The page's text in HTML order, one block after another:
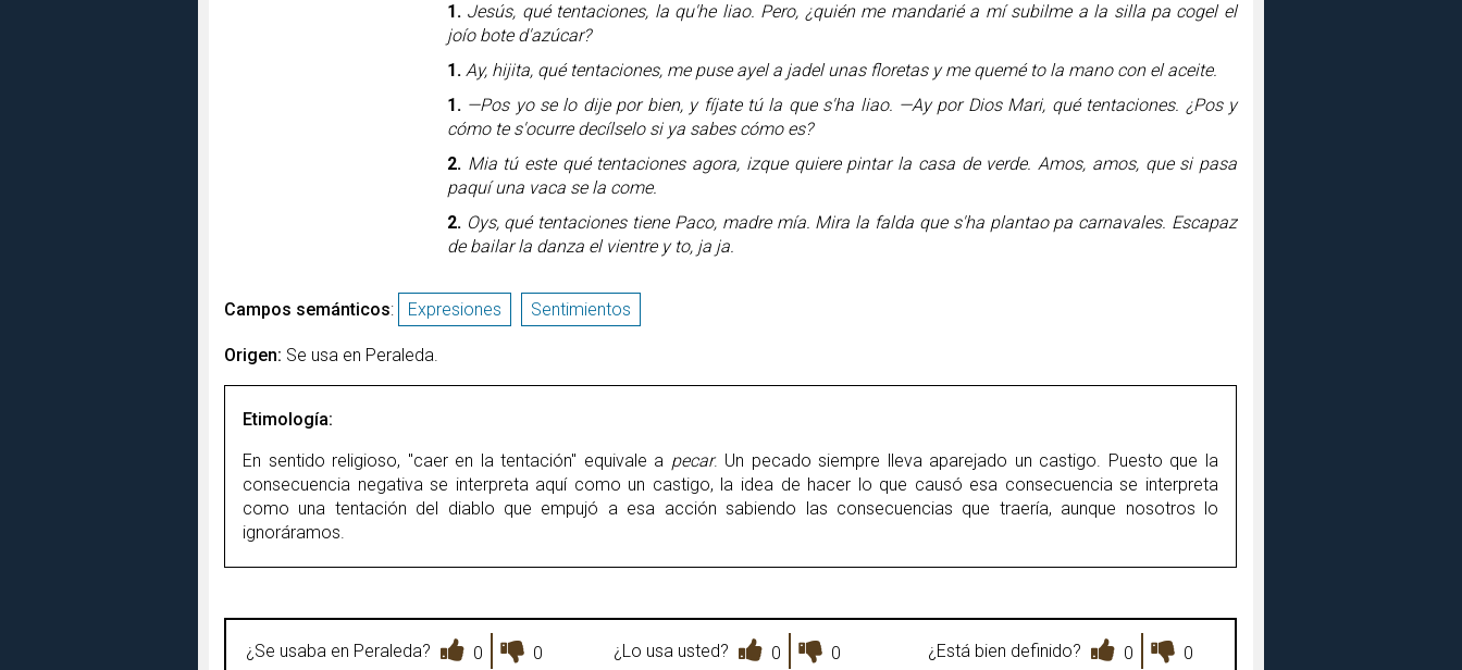
1. Jesús, qué tentaciones, la qu'he liao. Pero, ¿quién me mandarié a mí subilme a la silla pa cogel el
joío bote d'azúcar?
1. Ay, hijita, qué tentaciones, me puse ayel a jadel unas floretas y me quemé to la mano con el aceite.
1. —Pos yo se lo dije por bien, y fíjate tú la que s'ha liao. —Ay por Dios Mari, qué tentaciones. ¿Pos y
cómo te s'ocurre decílselo si ya sabes cómo es?
2. Mia tú este qué tentaciones agora, izque quiere pintar la casa de verde. Amos, amos, que si pasa
paquí una vaca se la come.
2. Oys, qué tentaciones tiene Paco, madre mía. Mira la falda que s'ha plantao pa carnavales. Escapaz
de bailar la danza el vientre y to, ja ja.
Campos semánticos: Expresiones Sentimientos
Origen: Se usa en Peraleda.
Etimología:
En sentido religioso, "caer en la tentación" equivale a pecar. Un pecado siempre lleva aparejado un castigo. Puesto que la
consecuencia negativa se interpreta aquí como un castigo, la idea de hacer lo que causó esa consecuencia se interpreta
como una tentación del diablo que empujó a esa acción sabiendo las consecuencias que traería, aunque nosotros lo
ignoráramos.
¿Se usaba en Peraleda? 0 0 ¿Lo usa usted? 0 0 ¿Está bien definido? 0 0